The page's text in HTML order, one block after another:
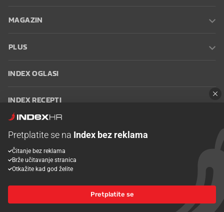
MAGAZIN
PLUS
INDEX OGLASI
INDEX RECEPTI
Oglašavanje Zaposli se na Indexu
korištenja
Postavke kolačića
© 2026 Index
Pretplatite se na Index bez reklama
Čitanje bez reklama
Brže učitavanje stranica
Otkažite kad god želite
Pretplatite se